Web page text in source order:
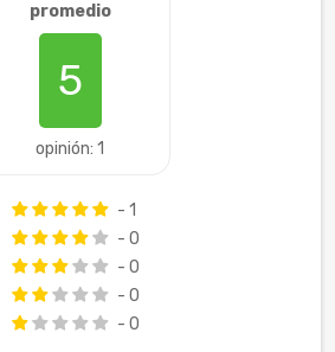
promedio
5
opinión: 1
- 1
- 0
- 0
- 0
- 0